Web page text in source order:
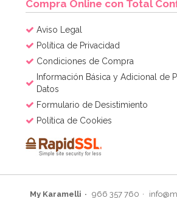
Compra Online con Total
Aviso Legal
Política de Privacidad
Condiciones de Compra
Información Básica y Adicional de
Datos
Formulario de Desistimiento
Política de Cookies
My Karamelli 966 357 760